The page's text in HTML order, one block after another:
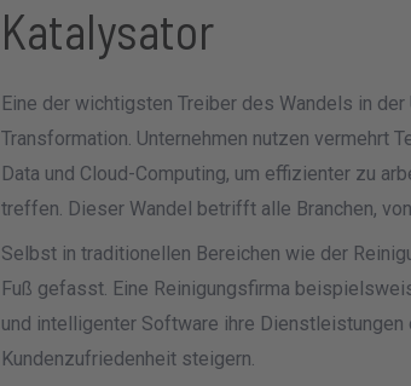
Katalysator
Eine der wichtigsten Treiber des Wandels in
Transformation. Unternehmen nutzen vermehrt
Data und Cloud-Computing, um effizienter zu
treffen. Dieser Wandel betrifft alle Branchen,
Selbst in traditionellen Bereichen wie der
Fuß gefasst. Eine Reinigungsfirma
und intelligenter Software ihre
Kundenzufriedenheit steigern.